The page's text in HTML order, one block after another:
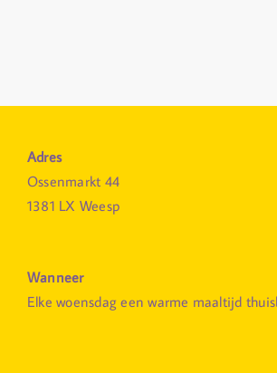
Adres
Ossenmarkt 44
1381 LX Weesp
Wanneer
Elke woensdag een warme maaltijd